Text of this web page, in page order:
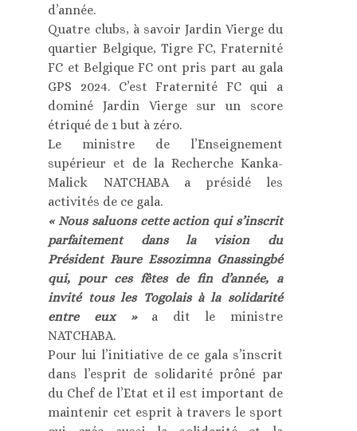
d’année.
Quatre clubs, à savoir Jardin Vierge du
quartier Belgique, Tigre FC, Fraternité
FC et Belgique FC ont pris part au gala
GPS 2024. C’est Fraternité FC qui a
dominé Jardin Vierge sur un score
étriqué de 1 but à zéro.
Le ministre de l’Enseignement
supérieur et de la Recherche Kanka-
Malick NATCHABA a présidé les
activités de ce gala.
« Nous saluons cette action qui s’inscrit
parfaitement dans la vision du
Président Faure Essozimna Gnassingbé
qui, pour ces fêtes de fin d’année, a
invité tous les Togolais à la solidarité
entre eux »a dit le ministre
NATCHABA.
Pour lui l’initiative de ce gala s’inscrit
dans l’esprit de solidarité prôné par
du Chef de l’Etat et il est important de
maintenir cet esprit à travers le sport